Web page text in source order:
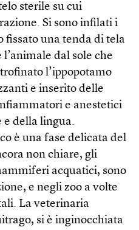
sterile su cui
Si sono infilati i
una tenda di tela
l’animale dal sole che
l’ippopotamo
e inserito delle
e anestetici
e della lingua.
è una fase delicata del
non chiare, gli
acquatici, sono
e negli zoo a volte
La veterinaria
si è inginocchiata